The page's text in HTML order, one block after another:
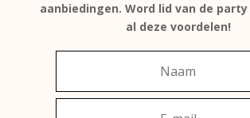
aanbiedingen. Word lid van de
al deze voordelen!